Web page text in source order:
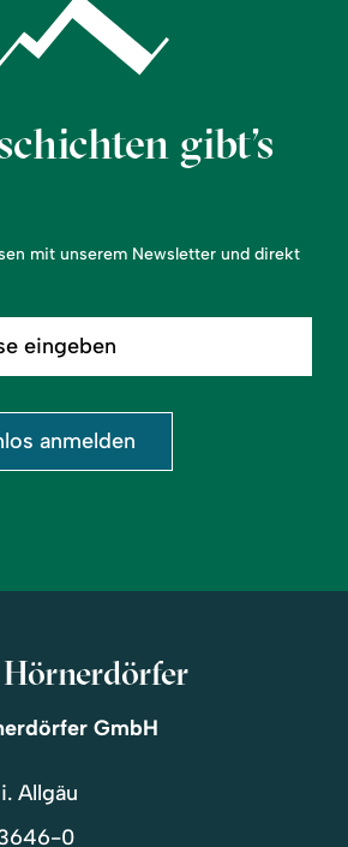
gibt’s
mit unserem Newsletter und direkt
anmelden
GmbH
Allgäu
0